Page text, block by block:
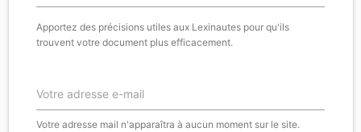
Apportez des précisions utiles aux Lexinautes pour qu'ils
trouvent votre document plus efficacement.
Votre adresse e-mail
Votre adresse mail n'apparaîtra à aucun moment sur le site.